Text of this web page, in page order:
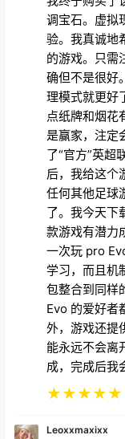
调宝石。虚拟
验。我真诚地
的游戏。只需
确但不是很好
理模式就更好
点纸牌和烟花
是赢家，注定
了“官方”英超
后，我给这个
任何其他足球
了。我今天下
款游戏有潜力
一次玩 pro
学习，而且机
包整合到同样
Evo 的爱好者
外，游戏还提
能永远不会离
成，完成后我
★★★★★
Leoxxmaxixx